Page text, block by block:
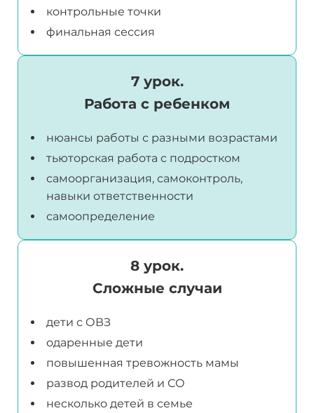
контрольные точки
финальная сессия
7 урок.
Работа с ребенком
нюансы работы с разными возрастами
тьюторская работа с подростком
самоорганизация, самоконтроль,
навыки ответственности
самоопределение
8 урок.
Сложные случаи
дети с ОВЗ
одаренные дети
повышенная тревожность мамы
развод родителей и СО
несколько детей в семье